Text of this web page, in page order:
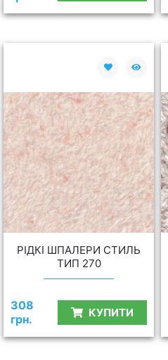
РІДКІ ШПАЛЕРИ СТИЛЬ
ТИП 270
308
грн.
КУПИТИ